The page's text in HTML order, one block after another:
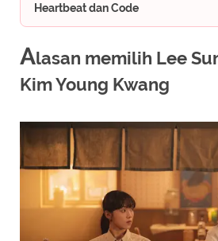
Heartbeat dan Code
Alasan memilih Lee
Kim Young Kwang